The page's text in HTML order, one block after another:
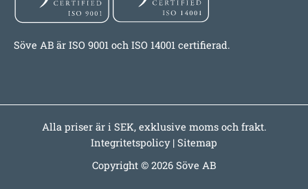
Söve AB är ISO 9001 och ISO 14001 certifierad.
Alla priser är i SEK, exklusive moms och frakt.
Integritetspolicy| Sitemap
Copyright © 2026 Söve AB